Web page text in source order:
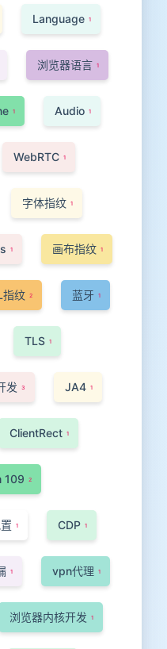
Language 1
浏览器语言 1
1 Audio 1
WebRTC 1
字体指纹 1
1 画布指纹 1
指纹 2 蓝牙 1
TLS 1
发 3 JA4 1
ClientRect 1
109 2
1 CDP 1
1 vpn代理 1
浏览器内核开发 1